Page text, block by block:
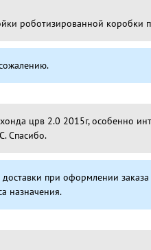
роботизированной
црв 2.0 2015г, особенно
Спасибо.
при оформлении
назначения.